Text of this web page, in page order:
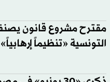
مقترح مشروع قانون
التونسية «تنظيماً إرهابياً»